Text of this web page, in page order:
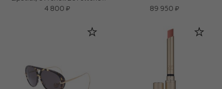
Motive (0,7ml)
4 800 ₽ 89 950 ₽